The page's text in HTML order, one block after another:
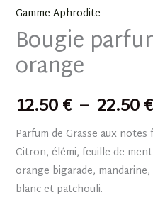
Gamme Aphrodite
Bougie
orange
12.50€ – 22.50€
Parfum de Grasse aux
Citron, élémi, feuille de
orange bigarade,
blanc et patchouli.